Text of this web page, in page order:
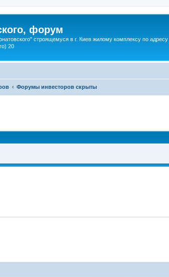
форум
строящемуся в г. Киев жилому комплексу по
20
Форумы инвесторов скрыты